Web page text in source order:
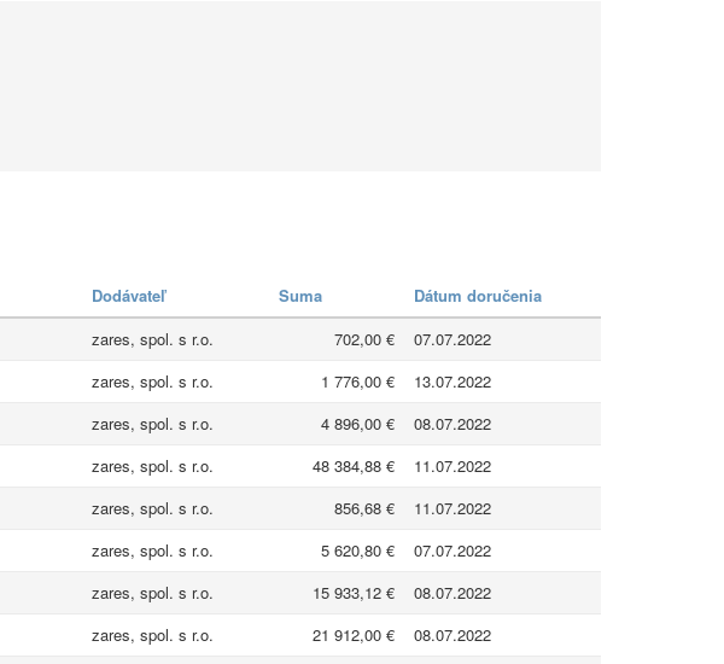
Dodávateľ Suma
Dátum doručenia
zares, spol. s r.o. 702,00 €
07.07.2022
zares, spol. s r.o. 1 776,00 €
13.07.2022
zares, spol. s r.o. 4 896,00 €
08.07.2022
zares, spol. s r.o. 48 384,88 €
11.07.2022
zares, spol. s r.o. 856,68 €
11.07.2022
zares, spol. s r.o. 5 620,80 €
07.07.2022
zares, spol. s r.o. 15 933,12 €
08.07.2022
zares, spol. s r.o. 21 912,00 €
08.07.2022